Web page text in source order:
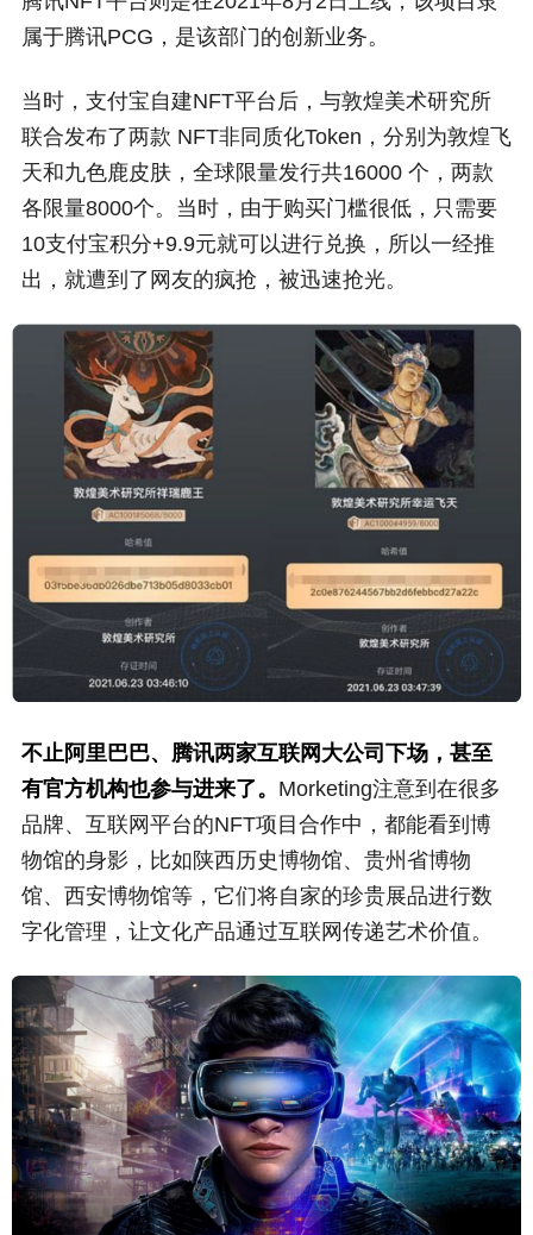
属于腾讯PCG，是该部门的创新业务。
当时，支付宝自建NFT平台后，与敦煌美术研究所
联合发布了两款 NFT非同质化Token，分别为敦煌飞
天和九色鹿皮肤，全球限量发行共16000 个，两款
各限量8000个。当时，由于购买门槛很低，只需要
10支付宝积分+9.9元就可以进行兑换，所以一经推
出，就遭到了网友的疯抢，被迅速抢光。
不止阿里巴巴、腾讯两家互联网大公司下场，甚至
有官方机构也参与进来了。 Morketing注意到在很多
品牌、互联网平台的NFT项目合作中，都能看到博
物馆的身影，比如陕西历史博物馆、贵州省博物
馆、西安博物馆等，它们将自家的珍贵展品进行数
字化管理，让文化产品通过互联网传递艺术价值。